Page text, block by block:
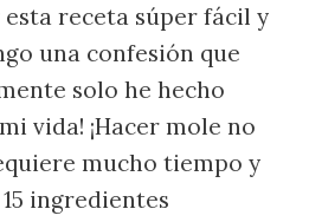
receta súper fácil y
una confesión que
solo he hecho
vida! ¡Hacer mole no
mucho tiempo y
ingredientes